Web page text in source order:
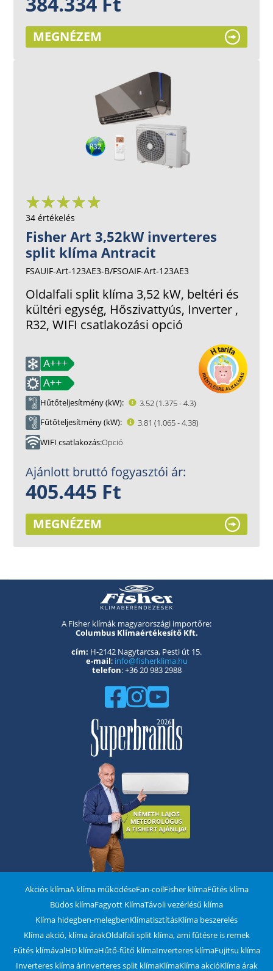
MEGNÉZEM
34 értékelés
Fisher Art 3,52kW inverteres
split klíma Antracit
FSAUIF-Art-123AE3-B/FSOAIF-Art-123AE3
Oldalfali split klíma 3,52 kW, beltéri és
kültéri egység, Hőszivattyús, Inverter ,
R32, WIFI csatlakozási opció
Hűtőteljesítmény (kW)
3.52 (1.375 - 4.3)
Fűtőteljesítmény (kW)
3.81 (1.065 - 4.38)
WIFI csatlakozásOpció
Ajánlott bruttó fogyasztói ár:
405.445 Ft
MEGNÉZEM
A Fisher klímák magyarországi importőre:
Columbus Klímaértékesítő Kft.
cím: H-2142 Nagytarcsa, Pesti út 15.
e-mail: info@fisherklima.hu
telefon: +36 20 983 2988
Akciós klímaA klíma működéseFan-coilFisher klímaFűtés klíma
Büdös klímaFagyott KlímaTávoli vezérlésű klíma
Klíma hidegben-melegbenKlímatisztításKlíma beszerelés
Klíma akció, klíma árakOldalfali split klíma, ami fűtésre is remek
Fűtés klímávalHD klímaHűtő-fűtő klímaInverteres klímaFujitsu klíma
Inverteres klíma árInverteres split klímaKlímaKlíma akcióKlíma árak